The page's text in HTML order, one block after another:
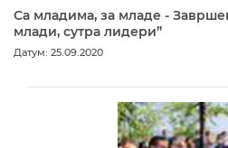
Са младима, за младе -
млади, сутра лидери”
Датум: 25.09.2020